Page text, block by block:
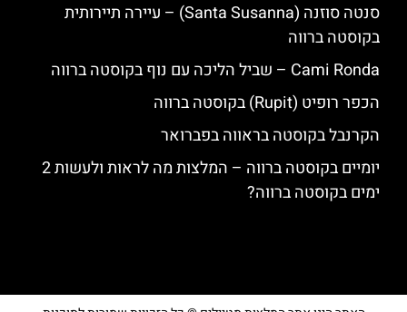
סנטה סוזנה (Santa Susanna) – עיירה תיירותית
בקוסטה ברווה
‪‪Cami Ronda‬‬ – שביל הליכה עם נוף בקוסטה ברווה
הכפר רופיט (Rupit) בקוסטה ברווה
הקרנבל בקוסטה בראווה בפברואר
יומיים בקוסטה ברווה – המלצות מה לראות ולעשות 2
ימים בקוסטה ברווה?